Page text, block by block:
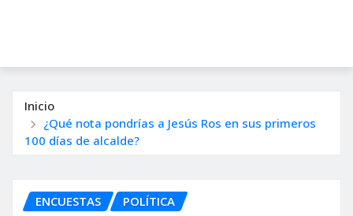
Inicio
¿Qué nota pondrías a Jesús Ros en sus primeros
100 días de alcalde?
ENCUESTAS POLÍTICA